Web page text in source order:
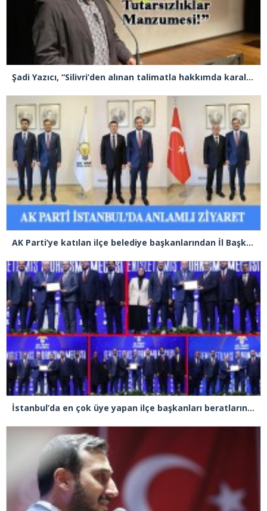
Şadi Yazıcı, “Silivri’den alınan talimatla hakkımda karalama kampanyası yürütülüyor”
AK Parti’ye katılan ilçe belediye başkanlarından İl Başkanı Özdemir’e ziyaret
İstanbul’da en çok üye yapan ilçe başkanları beratlarını Cumhurbaşkanı Erdoğan’ın elinden aldı